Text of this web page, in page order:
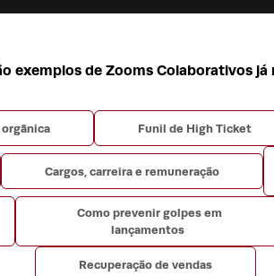
exemplos de Zooms Colaborativos já
orgânica Funil de High Ticket
Cargos, carreira e remuneração
Como prevenir golpes em
lançamentos
Recuperação de vendas